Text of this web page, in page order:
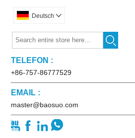
Deutsch 

TELEFON :
+86-757-86777529
EMAIL :
master@baosuo.com
   